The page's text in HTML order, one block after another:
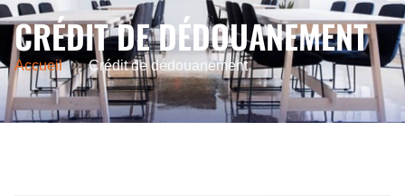
CRÉDIT DE DÉDOUANEMENT
Accueil Crédit de dédouanement